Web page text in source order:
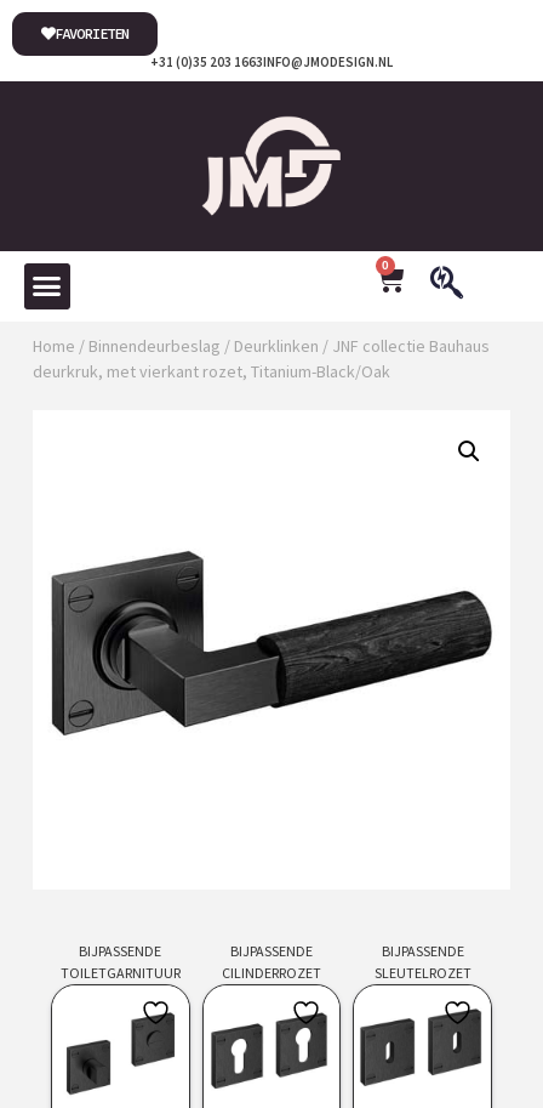
INFO@JMODESIGN.NL
+31 (0)35 203 1663
FAVORIETEN
0
Home / Binnendeurbeslag / Deurklinken / JNF collectie Bauhaus
deurkruk, met vierkant rozet, Titanium-Black/Oak
BIJPASSENDE
TOILETGARNITUUR
BIJPASSENDE
CILINDERROZET
BIJPASSENDE
SLEUTELROZET